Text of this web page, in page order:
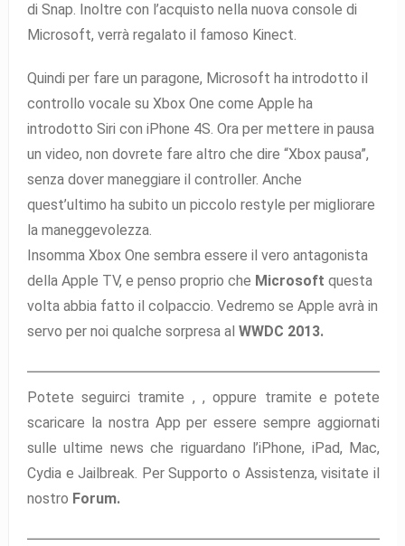
di Snap. Inoltre con l’acquisto nella nuova console di
Microsoft, verrà regalato il famoso Kinect.
Quindi per fare un paragone, Microsoft ha introdotto il
controllo vocale su Xbox One come Apple ha
introdotto Siri con iPhone 4S. Ora per mettere in pausa
un video, non dovrete fare altro che dire “Xbox pausa”,
senza dover maneggiare il controller. Anche
quest’ultimo ha subito un piccolo restyle per migliorare
la maneggevolezza.
Insomma Xbox One sembra essere il vero antagonista
della Apple TV, e penso proprio che Microsoft questa
volta abbia fatto il colpaccio. Vedremo se Apple avrà in
servo per noi qualche sorpresa al WWDC 2013.
Potete seguirci tramite , ,oppure tramite e potete
scaricare la nostra App per essere sempre aggiornati
sulle ultime news che riguardano l’iPhone, iPad, Mac,
Cydia e Jailbreak. Per Supporto o Assistenza, visitate il
nostro Forum.